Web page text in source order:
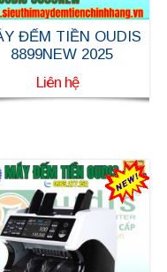
ĐẾM TIỀN OUDIS
8899NEW 2025
Liên hệ